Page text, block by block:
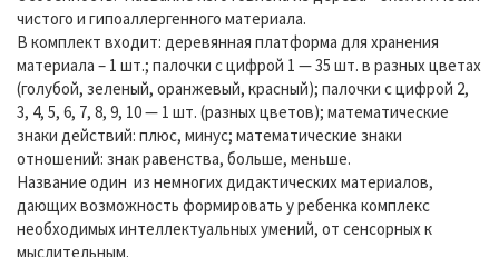
чистого и гипоаллергенного материала.
В комплект входит: деревянная платформа для хранения
материала – 1 шт.; палочки с цифрой 1 — 35 шт. в разных цветах
(голубой, зеленый, оранжевый, красный); палочки с цифрой 2,
3, 4, 5, 6, 7, 8, 9, 10 — 1 шт. (разных цветов); математические
знаки действий: плюс, минус; математические знаки
отношений: знак равенства, больше, меньше.
Название один из немногих дидактических материалов,
дающих возможность формировать у ребенка комплекс
необходимых интеллектуальных умений, от сенсорных к
мыслительным.